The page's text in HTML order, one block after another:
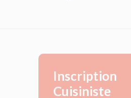
Inscription
Cuisiniste